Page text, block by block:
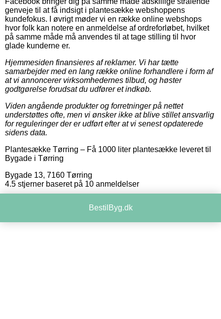
genveje til at få indsigt i plantesække webshoppens
kundefokus. I øvrigt møder vi en række online webshops
hvor folk kan notere en anmeldelse af ordreforløbet, hvilket
på samme måde må anvendes til at tage stilling til hvor
glade kunderne er.
Hjemmesiden finansieres af reklamer. Vi har tætte
samarbejder med en lang række online forhandlere i form af
at vi annoncerer virksomhedernes tilbud, og høster
godtgørelse forudsat du udfører et indkøb.
Viden angående produkter og forretninger på nettet
understøttes ofte, men vi ønsker ikke at blive stillet ansvarlig
for reguleringer der er udført efter at vi senest opdaterede
sidens data.
Plantesække Tørring – Få 1000 liter plantesække leveret til
Bygade i Tørring
Bygade 13, 7160 Tørring
4.5 stjerner baseret på 10 anmeldelser
BestilByg.dk